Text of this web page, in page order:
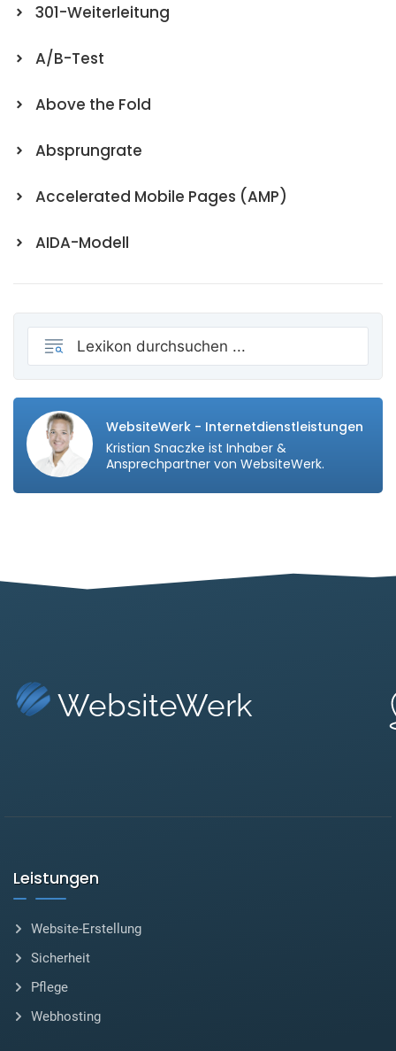
301-Weiterleitung
A/B-Test
Above the Fold
Absprungrate
Accelerated Mobile Pages (AMP)
AIDA-Modell
WebsiteWerk - Internetdienstleistungen
Kristian Snaczke ist Inhaber &
Ansprechpartner von WebsiteWerk.
WebsiteWerk
Leistungen
Website-Erstellung
Sicherheit
Pflege
Webhosting